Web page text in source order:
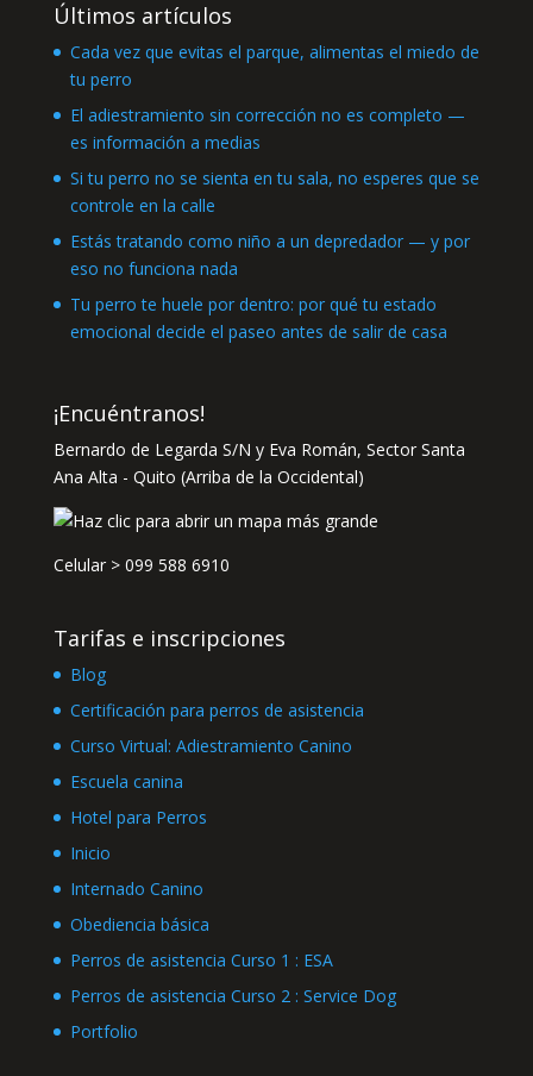
Últimos artículos
Cada vez que evitas el parque, alimentas el miedo de
tu perro
El adiestramiento sin corrección no es completo —
es información a medias
Si tu perro no se sienta en tu sala, no esperes que se
controle en la calle
Estás tratando como niño a un depredador — y por
eso no funciona nada
Tu perro te huele por dentro: por qué tu estado
emocional decide el paseo antes de salir de casa
¡Encuéntranos!
Bernardo de Legarda S/N y Eva Román, Sector Santa
Ana Alta - Quito (Arriba de la Occidental)
Celular > 099 588 6910
Tarifas e inscripciones
Blog
Certificación para perros de asistencia
Curso Virtual: Adiestramiento Canino
Escuela canina
Hotel para Perros
Inicio
Internado Canino
Obediencia básica
Perros de asistencia Curso 1 : ESA
Perros de asistencia Curso 2 : Service Dog
Portfolio